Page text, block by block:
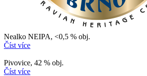
Nealko NEIPA, <0,5 % obj.
Číst více
Pivovice, 42 % obj.
Číst více